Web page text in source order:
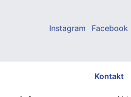
Instagram Facebook
Kontakt